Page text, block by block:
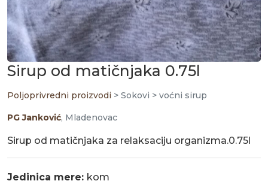
Sirup od matičnjaka 0.75l
Poljoprivredni proizvodi > Sokovi > voćni sirup
PG Janković, Mladenovac
Sirup od matičnjaka za relaksaciju organizma.0.75l
Jedinica mere: kom